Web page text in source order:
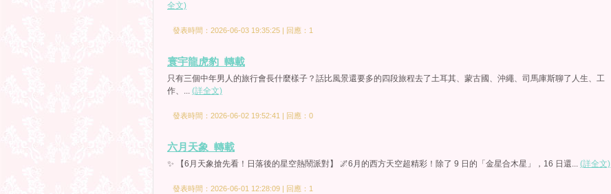
全文)
發表時間：2026-06-03 19:35:25 | 回應：1
寰宇龍虎豹_轉載
只有三個中年男人的旅行會長什麼樣子？話比風景還要多的四段旅程去了土耳其、蒙古國、沖繩、司馬庫斯聊了人生、工
作、... (詳全文)
發表時間：2026-06-02 19:52:41 | 回應：0
六月天象_轉載
✨ 【6月天象搶先看！日落後的星空熱鬧派對】 🌌6月的西方天空超精彩！除了 9 日的「金星合木星」，16 日還... (詳全文)
發表時間：2026-06-01 12:28:09 | 回應：1